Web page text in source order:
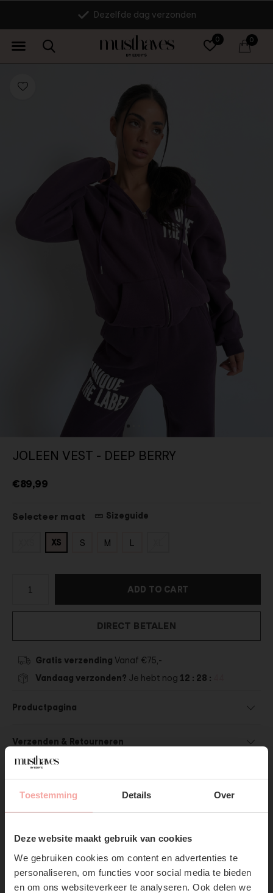
Toestemming Details Over
Deze website maakt gebruik van cookies
We gebruiken cookies om content en advertenties te
personaliseren, om functies voor social media te bieden
en om ons websiteverkeer te analyseren. Ook delen we
SUBSCRIBE NOW & GET
10% OFF YOUR FIRST
ORDER!
Don't miss out on our trendy new drops or exclusive
0 0
Dezelfde dag verzonden
JOLEEN VEST - DEEP BERRY
€89,99
Selecteer maat Sizeguide
XS S M L
ADD TO CART
DIRECT BETALEN
Gratis verzending Vanaf €75,-
Vandaag verzonden? Je hebt nog 12 : 28 :
Productpagina
Verzenden & Retourneren